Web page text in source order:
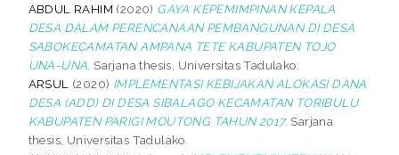
ABDUL RAHIM (2020) GAYA KEPEMIMPINAN KEPALA
DESA DALAM PERENCANAAN PEMBANGUNAN DI DESA
SABOKECAMATAN AMPANA TETE KABUPATEN TOJO
UNA-UNA. Sarjana thesis, Universitas Tadulako.
ARSUL (2020) IMPLEMENTASI KEBIJAKAN ALOKASI DANA
DESA (ADD) DI DESA SIBALAGO KECAMATAN TORIBULU
KABUPATEN PARIGI MOUTONG TAHUN 2017. Sarjana
thesis, Universitas Tadulako.